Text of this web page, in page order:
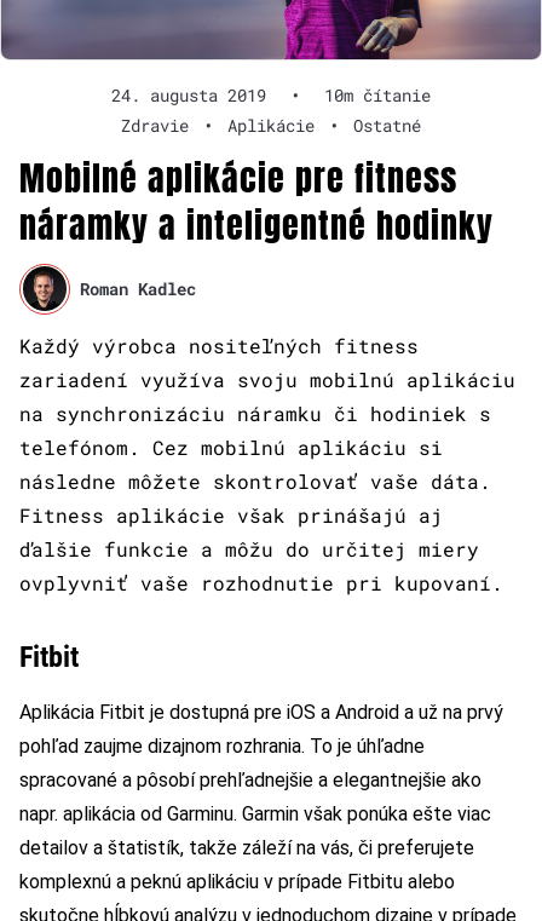
24. augusta 2019 •
10m čítanie
Zdravie
• Aplikácie • Ostatné
Mobilné aplikácie pre fitness
náramky a inteligentné hodinky
Roman Kadlec
Každý výrobca nositeľných fitness
zariadení využíva svoju mobilnú aplikáciu
na synchronizáciu náramku či hodiniek s
telefónom. Cez mobilnú aplikáciu si
následne môžete skontrolovať vaše dáta.
Fitness aplikácie však prinášajú aj
ďalšie funkcie a môžu do určitej miery
ovplyvniť vaše rozhodnutie pri kupovaní.
Fitbit
Aplikácia Fitbit je dostupná pre iOS a Android a už na prvý
pohľad zaujme dizajnom rozhrania. To je úhľadne
spracované a pôsobí prehľadnejšie a elegantnejšie ako
napr. aplikácia od Garminu. Garmin však ponúka ešte viac
detailov a štatistík, takže záleží na vás, či preferujete
komplexnú a peknú aplikáciu v prípade Fitbitu alebo
skutočne hĺbkovú analýzu v jednoduchom dizajne v prípade